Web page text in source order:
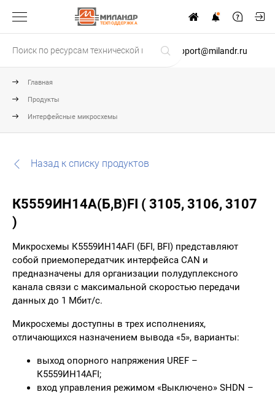
ТЕХПОДДЕРЖКА
support@milandr.ru
Главная
Продукты
Интерфейсные микросхемы
Назад к списку продуктов
К5559ИН14А(Б,В)FI ( 3105, 3106, 3107
)
Микросхемы К5559ИН14АFI (БFI, ВFI) представляют
собой приемопередатчик интерфейса CAN и
предназначены для организации полудуплексного
канала связи с максимальной скоростью передачи
данных до 1 Мбит/с.
Микросхемы доступны в трех исполнениях,
отличающихся назначением вывода «5», варианты:
выход опорного напряжения UREF –
К5559ИН14АFI;
вход управления режимом «Выключено» SHDN –